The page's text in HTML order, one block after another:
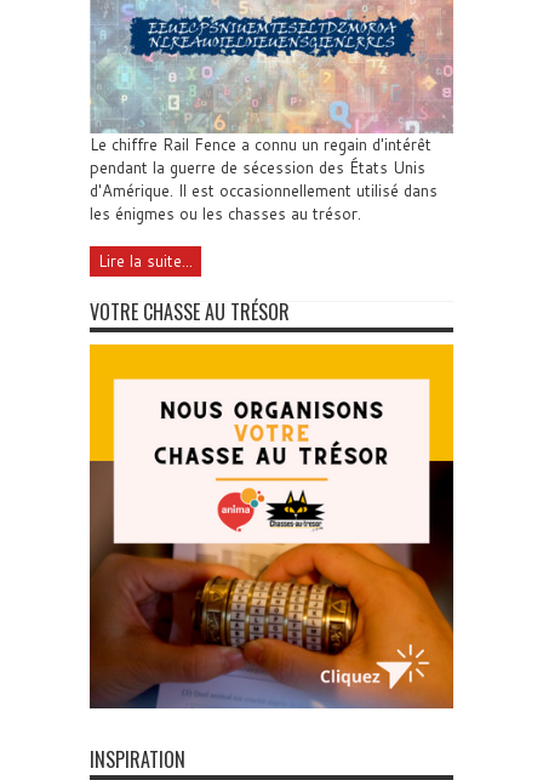
Le chiffre Rail Fence a connu un regain d'intérêt
pendant la guerre de sécession des États Unis
d'Amérique. Il est occasionnellement utilisé dans
les énigmes ou les chasses au trésor.
Lire la suite...
VOTRE CHASSE AU TRÉSOR
INSPIRATION